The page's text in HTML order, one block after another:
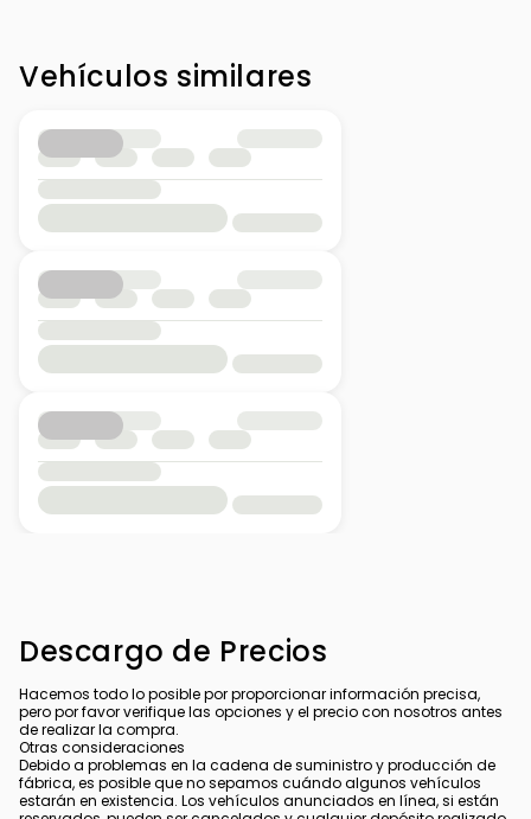
Vehículos similares
Descargo de Precios
Hacemos todo lo posible por proporcionar información precisa,
pero por favor verifique las opciones y el precio con nosotros antes
de realizar la compra.
Otras consideraciones
Debido a problemas en la cadena de suministro y producción de
fábrica, es posible que no sepamos cuándo algunos vehículos
estarán en existencia. Los vehículos anunciados en línea, si están